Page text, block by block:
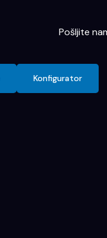
Pošljite
Konfigurator